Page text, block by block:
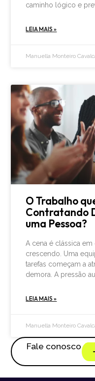
caminho lógico e
LEIA MAIS »
Manuella Monteiro
O Trabalho
Contratando
uma Pessoa?
A cena é clássica
crescendo. Uma
tarefas começam a
demora. A pressão
LEIA MAIS »
Manuella Monteiro
Fale conosco